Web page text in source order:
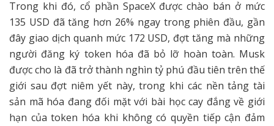
Trong khi đó, cổ phần SpaceX được chào bán ở mức
135 USD đã tăng hơn 26% ngay trong phiên đầu, gần
đây giao dịch quanh mức 172 USD, đợt tăng mà những
người đăng ký token hóa đã bỏ lỡ hoàn toàn. Musk
được cho là đã trở thành nghìn tỷ phú đầu tiên trên thế
giới sau đợt niêm yết này, trong khi các nền tảng tài
sản mã hóa đang đối mặt với bài học cay đắng về giới
hạn của token hóa khi không có quyền tiếp cận đảm